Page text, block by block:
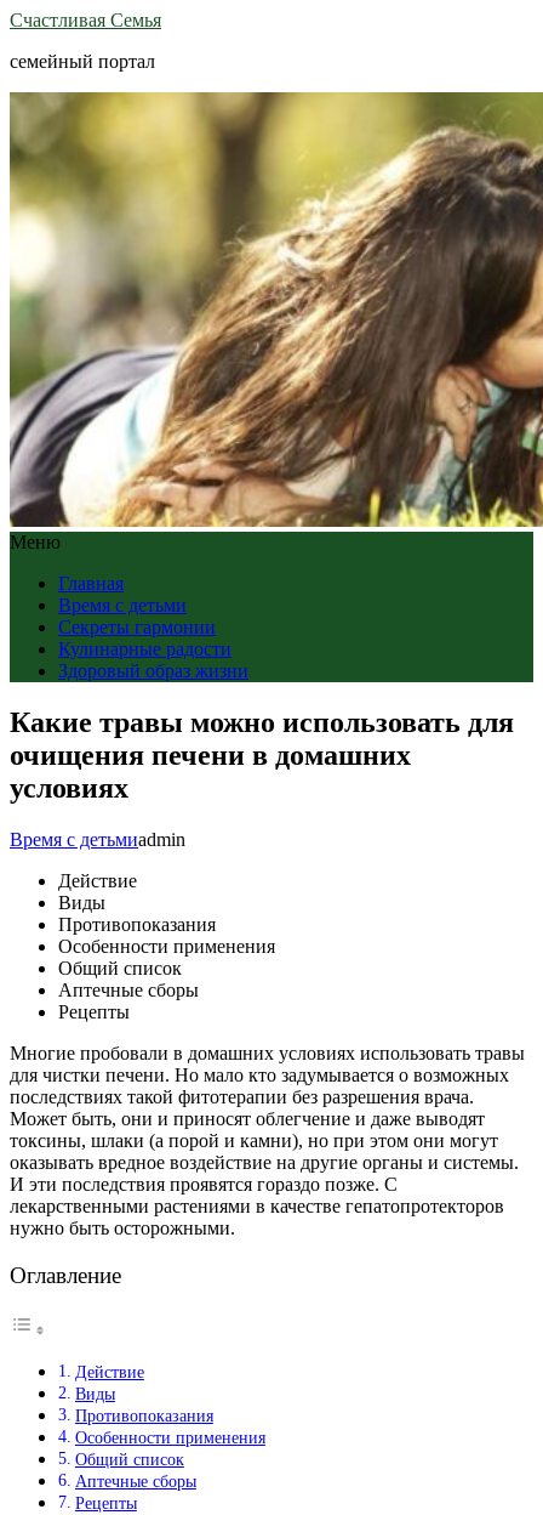
Счастливая Семья
семейный портал
Меню
Главная
Время с детьми
Секреты гармонии
Кулинарные радости
Здоровый образ жизни
Какие травы можно использовать для
очищения печени в домашних
условиях
Время с детьмиadmin
Действие
Виды
Противопоказания
Особенности применения
Общий список
Аптечные сборы
Рецепты
Многие пробовали в домашних условиях использовать травы
для чистки печени. Но мало кто задумывается о возможных
последствиях такой фитотерапии без разрешения врача.
Может быть, они и приносят облегчение и даже выводят
токсины, шлаки (а порой и камни), но при этом они могут
оказывать вредное воздействие на другие органы и системы.
И эти последствия проявятся гораздо позже. С
лекарственными растениями в качестве гепатопротекторов
нужно быть осторожными.
Оглавление
Действие
Виды
Противопоказания
Особенности применения
Общий список
Аптечные сборы
Рецепты